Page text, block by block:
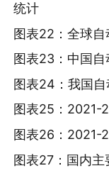
统计
图表22：全球
图表23：中国
图表24：我国
图表25：2021-
图表26：2021-
图表27：国内主